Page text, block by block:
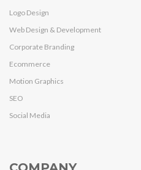
Logo Design
Web Design & Development
Corporate Branding
Ecommerce
Motion Graphics
SEO
Social Media